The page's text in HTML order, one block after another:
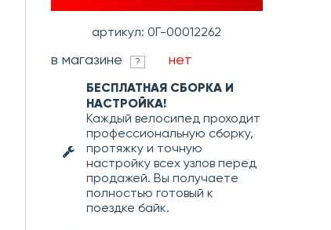
артикул: 0Г-00012262
в магазине ? нет
БЕСПЛАТНАЯ СБОРКА И
НАСТРОЙКА!
Каждый велосипед проходит
профессиональную сборку,
протяжку и точную
настройку всех узлов перед
продажей. Вы получаете
полностью готовый к
поездке байк.